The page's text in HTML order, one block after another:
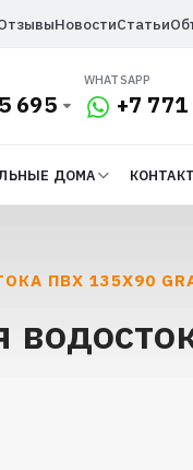
НовостиСтатьи
695
WHATSAPP
+7
ДОМА
ПВХ 135Х90